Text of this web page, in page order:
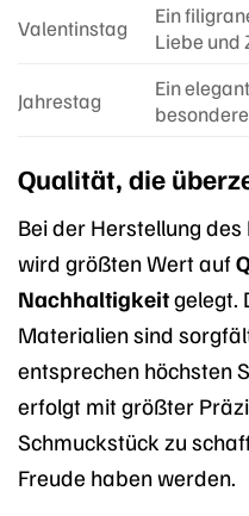
Valentinstag
Ein
Liebe und
Jahrestag
Ein
Qualität, die
Bei der Herstellung
wird größten Wert auf
Nachhaltigkeitgelegt.
Materialien sind
entsprechen höchsten
erfolgt mit größter
Schmuckstück zu
Freude haben werden.